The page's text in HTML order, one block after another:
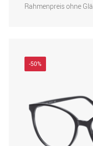
Rahmenpreis ohne
-50%